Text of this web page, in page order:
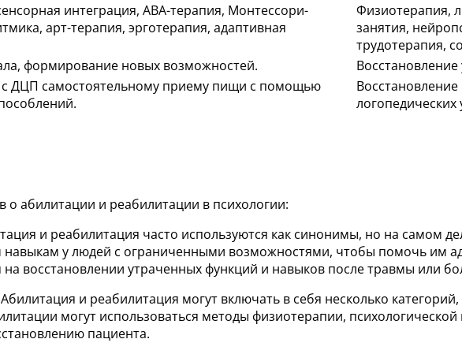
интеграция, АВА-терапия, Монтессори-
арт-терапия, эрготерапия, адаптивная
Физиотерапия,
занятия,
трудотерапия,
формирование новых возможностей.
с ДЦП самостоятельному приему пищи с помощью
о абилитации и реабилитации в психологии:
и реабилитация часто используются как синонимы, но на самом
у людей с ограниченными возможностями, чтобы помочь им
на восстановлении утраченных функций и навыков после травмы или
и реабилитация могут включать в себя несколько
могут использоваться методы физиотерапии,
пациента.